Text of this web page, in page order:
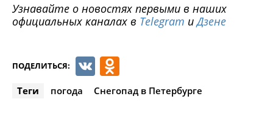
Узнавайте о новостях первыми в наших
официальных каналах в Telegram иДзене
ПОДЕЛИТЬСЯ: VK
Теги погода Снегопад в Петербурге